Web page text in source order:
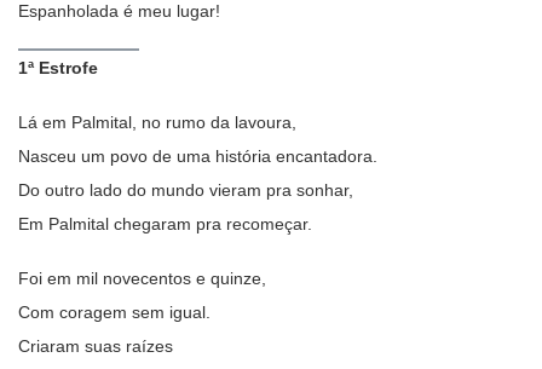
Espanholada é meu lugar!
1ª Estrofe
Lá em Palmital, no rumo da lavoura,
Nasceu um povo de uma história encantadora.
Do outro lado do mundo vieram pra sonhar,
Em Palmital chegaram pra recomeçar.
Foi em mil novecentos e quinze,
Com coragem sem igual.
Criaram suas raízes